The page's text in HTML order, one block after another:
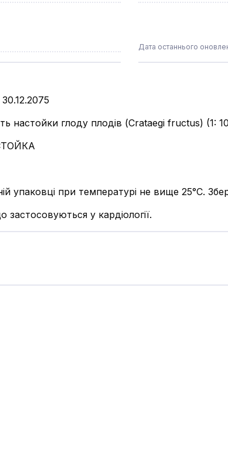
Дата останнього
30.12.2075
настойки глоду плодів (Сrataegi fructus) (1:
упаковці при температурі не вище 25°С.
застосовуються у кардіології.